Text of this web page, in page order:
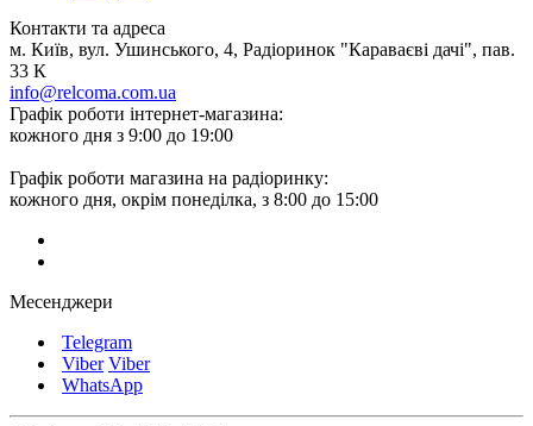
Контакти та адреса
м. Київ, вул. Ушинського, 4, Радіоринок "Караваєві дачі", пав.
33 К
info@relcoma.com.ua
Графік роботи інтернет-магазина:
кожного дня з 9:00 до 19:00
Графік роботи магазина на радіоринку:
кожного дня, окрім понеділка, з 8:00 до 15:00
Месенджери
Telegram
Viber Viber
WhatsApp